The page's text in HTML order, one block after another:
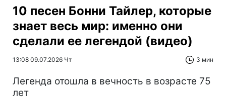
10 песен Бонни Тайлер, которые
знает весь мир: именно они
сделали ее легендой (видео)
13:08 09.07.2026 Чт 3 мин
Легенда отошла в вечность в возрасте 75
лет